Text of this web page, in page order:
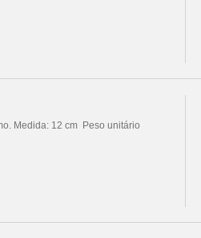
Medida: 12 cm Peso unitário